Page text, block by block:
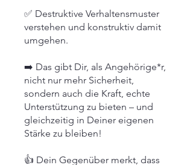
✅ Destruktive Verhaltensmuster
verstehen und konstruktiv damit
umgehen.
➡️ Das gibt Dir, als Angehörige*r,
nicht nur mehr Sicherheit,
sondern auch die Kraft, echte
Unterstützung zu bieten – und
gleichzeitig in Deiner eigenen
Stärke zu bleiben!
👍 Dein Gegenüber merkt, dass